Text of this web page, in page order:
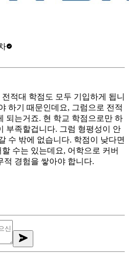
적대 학점도 모두 기입하게 됩니
하기 때문인데요, 그럼으로 전적
되는거죠. 현 학교 학점으로만 하
부족할겁니다. 그럼 형평성이 안
수 밖에 없습니다. 학점이 낮다면
수는 있는데요, 어학으로 커버
적 경험을 쌓아야 합니다.